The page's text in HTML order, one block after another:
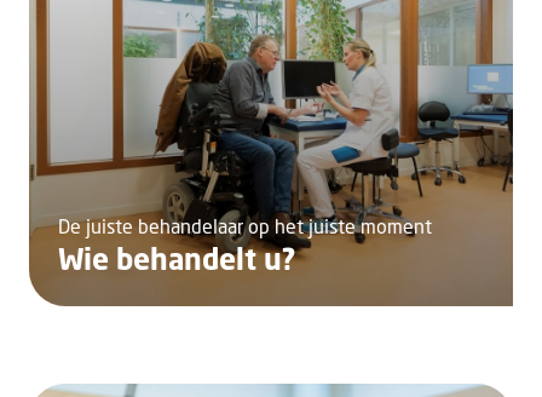
De juiste behandelaar op het juiste moment
Wie behandelt u?